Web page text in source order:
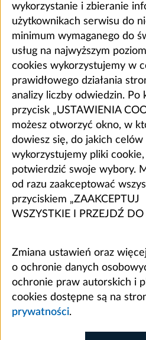
wykorzystanie i zbieranie
użytkownikach serwisu do
minimum wymaganego do
usług na najwyższym
cookies wykorzystujemy w
prawidłowego działania
analizy liczby odwiedzin. Po
przycisk „USTAWIENIA
możesz otworzyć okno, w
dowiesz się, do jakich celów
wykorzystujemy pliki cookie,
potwierdzić swoje wybory.
od razu zaakceptować
przyciskiem „ZAAKCEPTUJ
WSZYSTKIE I PRZEJDŹ DO
Zmiana ustawień oraz
o ochronie danych
ochronie praw autorskich i
cookies dostępne są na
prywatności.